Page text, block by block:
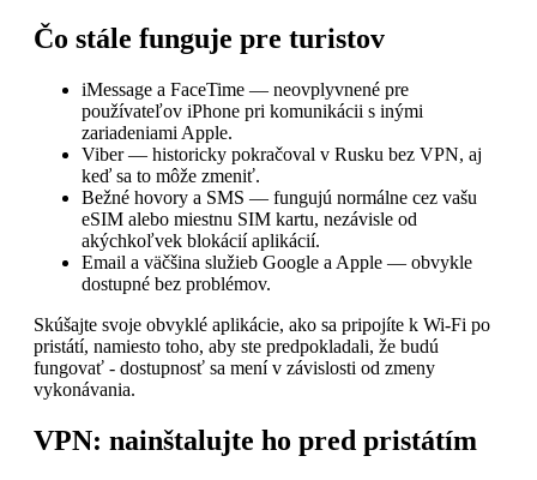
Čo stále funguje pre turistov
iMessage a FaceTime — neovplyvnené pre
používateľov iPhone pri komunikácii s inými
zariadeniami Apple.
Viber — historicky pokračoval v Rusku bez VPN, aj
keď sa to môže zmeniť.
Bežné hovory a SMS — fungujú normálne cez vašu
eSIM alebo miestnu SIM kartu, nezávisle od
akýchkoľvek blokácií aplikácií.
Email a väčšina služieb Google a Apple — obvykle
dostupné bez problémov.
Skúšajte svoje obvyklé aplikácie, ako sa pripojíte k Wi-Fi po
pristátí, namiesto toho, aby ste predpokladali, že budú
fungovať - dostupnosť sa mení v závislosti od zmeny
vykonávania.
VPN: nainštalujte ho pred pristátím